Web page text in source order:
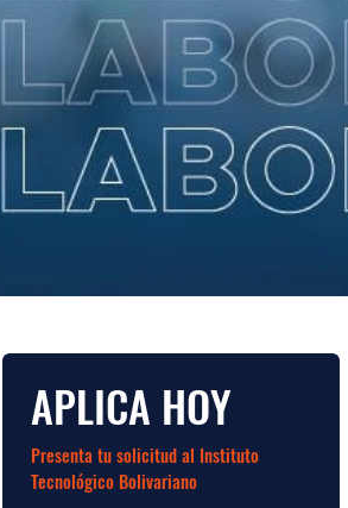
APLICA HOY
Presenta tu solicitud al Instituto
Tecnológico Bolivariano